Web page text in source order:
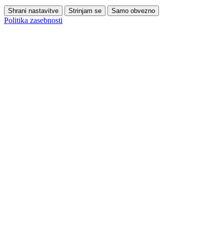
Shrani nastavitve Strinjam se Samo obvezno
Politika zasebnosti